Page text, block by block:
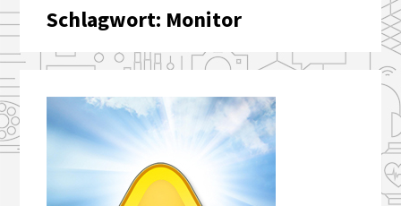
Schlagwort: Monitor